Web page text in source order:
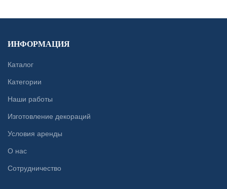
ИНФОРМАЦИЯ
Каталог
Категории
Наши работы
Изготовление декораций
Условия аренды
О нас
Сотрудничество